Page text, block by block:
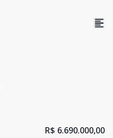
R$ 6.690.000,00